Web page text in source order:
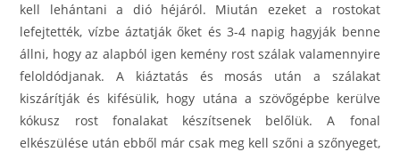
kell lehántani a dió héjáról. Miután ezeket a rostokat
lefejtették, vízbe áztatják őket és 3-4 napig hagyják benne
állni, hogy az alapból igen kemény rost szálak valamennyire
feloldódjanak. A kiáztatás és mosás után a szálakat
kiszárítják és kifésülik, hogy utána a szövőgépbe kerülve
kókusz rost fonalakat készítsenek belőlük. A fonal
elkészülése után ebből már csak meg kell szőni a szőnyeget,